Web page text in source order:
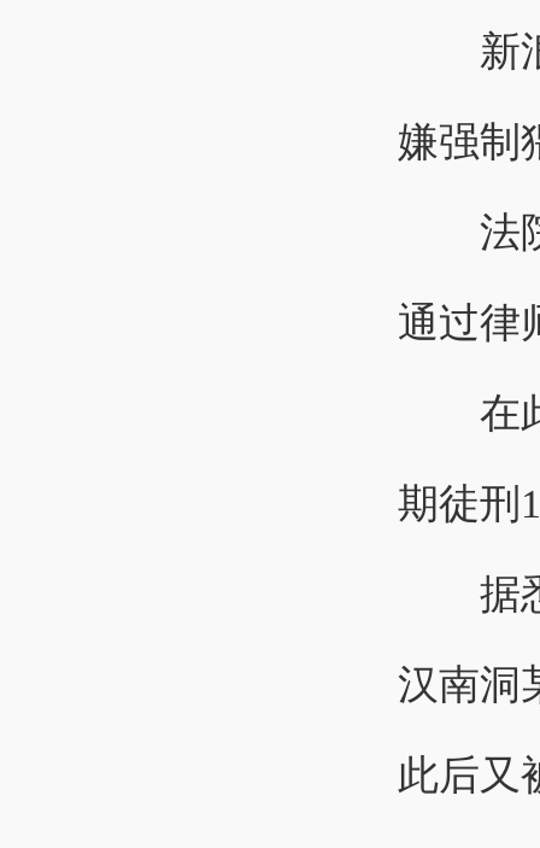
新浪
嫌强制
法院
通过律
在此
期徒刑
据悉
汉南洞
此后又